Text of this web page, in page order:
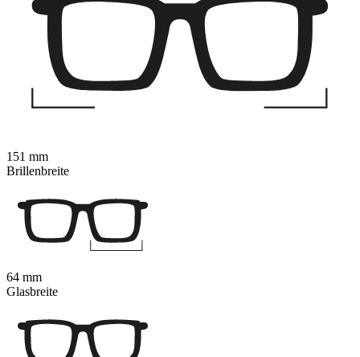
151 mm
Brillenbreite
64 mm
Glasbreite